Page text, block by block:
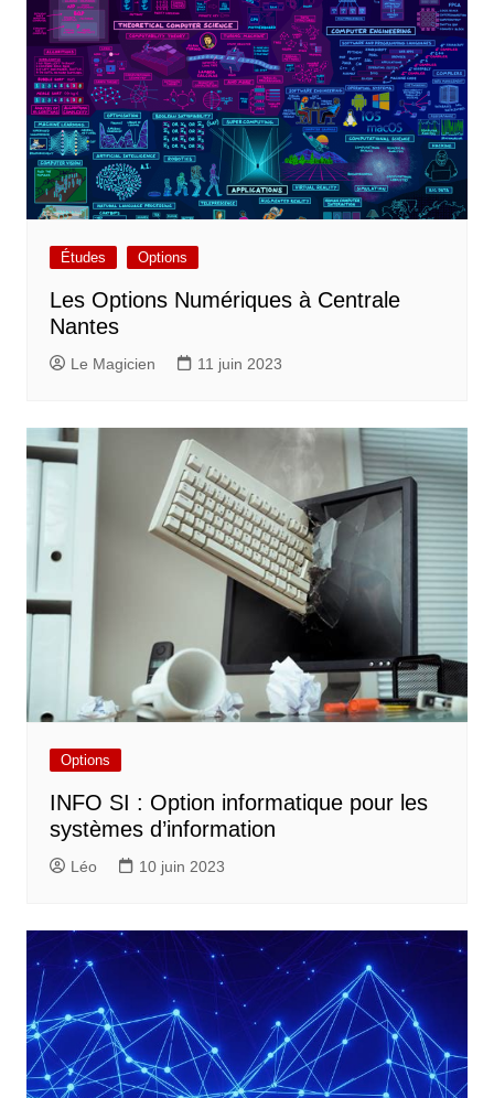
Études Options
Les Options Numériques à Centrale
Nantes
Le Magicien 11 juin 2023
Options
INFO SI : Option informatique pour les
systèmes d’information
Léo 10 juin 2023